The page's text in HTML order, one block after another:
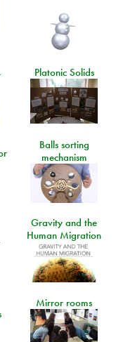
Platonic Solids
Balls sorting
mechanism
Gravity and the
Human Migration
Mirror rooms